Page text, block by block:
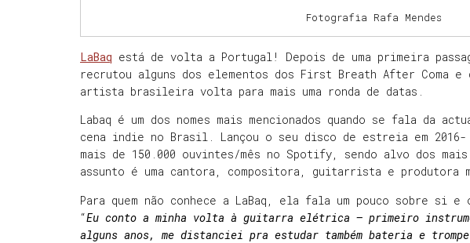
Fotografia Rafa Mendes
LaBaq está de volta a Portugal! Depois de uma primeira
recrutou alguns dos elementos dos First Breath After Coma e
artista brasileira volta para mais uma ronda de datas.
Labaq é um dos nomes mais mencionados quando se fala da
cena indie no Brasil. Lançou o seu disco de estreia em
mais de 150.000 ouvintes/mês no Spotify, sendo alvo dos
assunto é uma cantora, compositora, guitarrista e produtora
Para quem não conhece a LaBaq, ela fala um pouco sobre si e
“Eu conto a minha volta à guitarra elétrica – primeiro
alguns anos, me distanciei pra estudar também bateria e